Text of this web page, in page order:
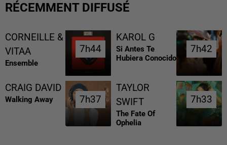
RÉCEMMENT DIFFUSÉ
CORNEILLE &
VITAA
Ensemble
7h44
7h44
KAROL G
Si Antes Te
Hubiera Conocido
7h42
7h42
CRAIG DAVID
Walking Away 7h37
7h37
TAYLOR
SWIFT
The Fate Of
Ophelia
7h33
7h33